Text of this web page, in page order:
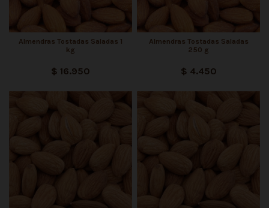
Almendras Tostadas Saladas 1
kg
$ 16.950
Almendras Tostadas Saladas
250 g
$ 4.450